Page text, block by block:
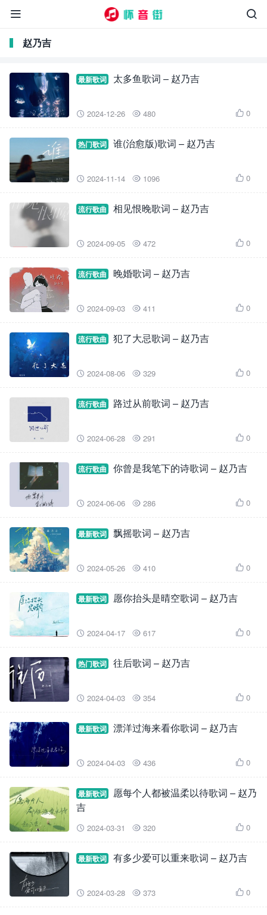


赵乃吉
最新歌词 太多鱼歌词 – 赵乃吉
 2024-12-26  480  0
热门歌词 谁(治愈版)歌词 – 赵乃吉
 2024-11-14  1096  0
流行歌曲 相见恨晚歌词 – 赵乃吉
 2024-09-05  472  0
流行歌曲 晚婚歌词 – 赵乃吉
 2024-09-03  411  0
流行歌曲 犯了大忌歌词 – 赵乃吉
 2024-08-06  329  0
流行歌曲 路过从前歌词 – 赵乃吉
 2024-06-28  291  0
流行歌曲 你曾是我笔下的诗歌词 – 赵乃吉
 2024-06-06  286  0
最新歌词 飘摇歌词 – 赵乃吉
 2024-05-26  410  0
最新歌词 愿你抬头是晴空歌词 – 赵乃吉
 2024-04-17  617  0
热门歌词 往后歌词 – 赵乃吉
 2024-04-03  354  0
最新歌词 漂洋过海来看你歌词 – 赵乃吉
 2024-04-03  436  0
最新歌词
愿每个人都被温柔以待歌词 – 赵乃
吉
 2024-03-31  320  0
最新歌词 有多少爱可以重来歌词 – 赵乃吉
 2024-03-28  373  0